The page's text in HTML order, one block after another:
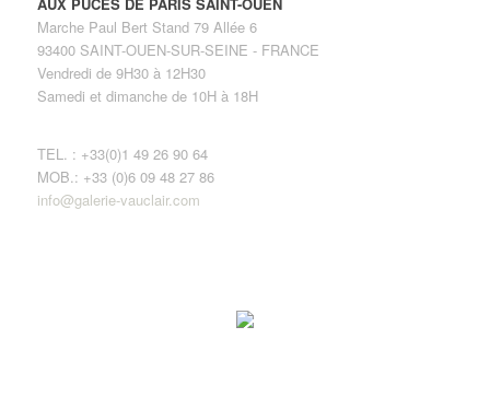
Marche Paul Bert Stand 79 Allée 6
93400 SAINT-OUEN-SUR-SEINE - FRANCE
Vendredi de 9H30 à 12H30
Samedi et dimanche de 10H à 18H
TEL. : +33(0)1 49 26 90 64
MOB.: +33 (0)6 09 48 27 86
info@galerie-vauclair.com